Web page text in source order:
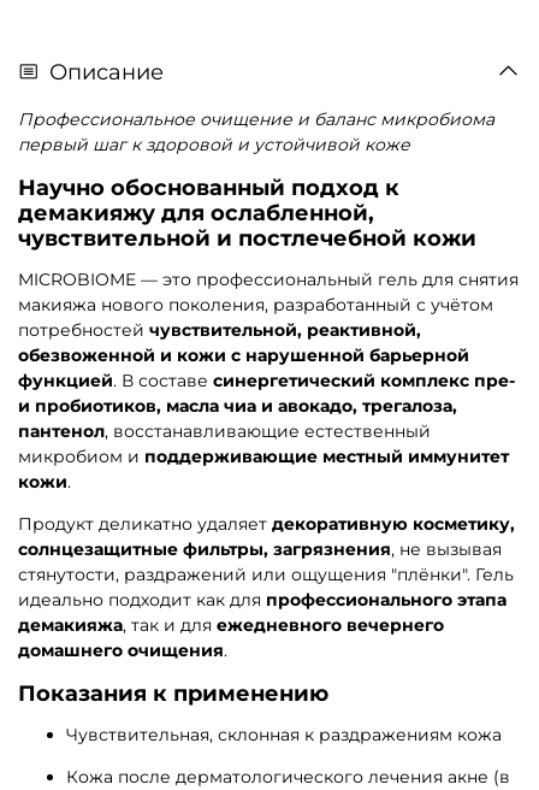
Описание
Профессиональное очищение и баланс микробиома
первый шаг к здоровой и устойчивой коже
Научно обоснованный подход к
демакияжу для ослабленной,
чувствительной и постлечебной кожи
MICROBIOME — это профессиональный гель для снятия
макияжа нового поколения, разработанный с учётом
потребностей чувствительной, реактивной,
обезвоженной и кожи с нарушенной барьерной
функцией. В составе синергетический комплекс пре-
и пробиотиков, масла чиа и авокадо, трегалоза,
пантенол, восстанавливающие естественный
микробиом и поддерживающие местный иммунитет
кожи.
Продукт деликатно удаляет декоративную косметику,
солнцезащитные фильтры, загрязнения, не вызывая
стянутости, раздражений или ощущения "плёнки". Гель
идеально подходит как для профессионального этапа
демакияжа, так и для ежедневного вечернего
домашнего очищения.
Показания к применению
Чувствительная, склонная к раздражениям кожа
Кожа после дерматологического лечения акне (в